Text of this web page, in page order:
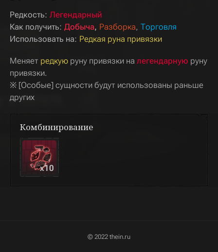
Редкость: Легендарный
Как получить: Добыча Разборка Торговля
Использовать на: Редкая руна привязки
Меняет редкую руну привязки на легендарную руну
привязки.
※ [Особые] сущности будут использованы раньше
других
Комбинирование
x10
© 2022 thein.ru